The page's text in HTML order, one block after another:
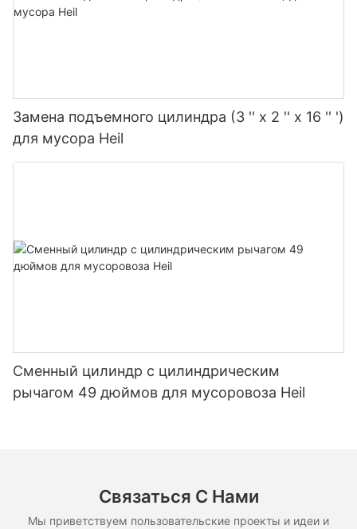
Замена подъемного цилиндра (3 '' x 2 '' x 16 '' ')
для мусора Heil
Сменный цилиндр с цилиндрическим
рычагом 49 дюймов для мусоровоза Heil
Связаться С Нами
Мы приветствуем пользовательские проекты и идеи и